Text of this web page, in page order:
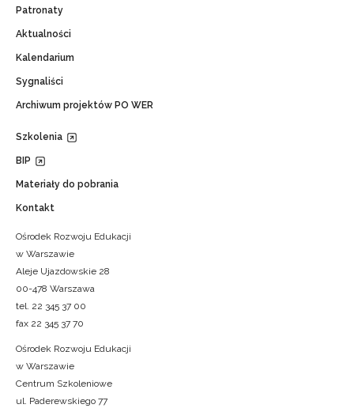
Patronaty
Aktualności
Kalendarium
Sygnaliści
Archiwum projektów PO WER
Szkolenia
BIP
Materiały do pobrania
Kontakt
Ośrodek Rozwoju Edukacji
w Warszawie
Aleje Ujazdowskie 28
00-478 Warszawa
tel. 22 345 37 00
fax 22 345 37 70
Ośrodek Rozwoju Edukacji
w Warszawie
Centrum Szkoleniowe
ul. Paderewskiego 77